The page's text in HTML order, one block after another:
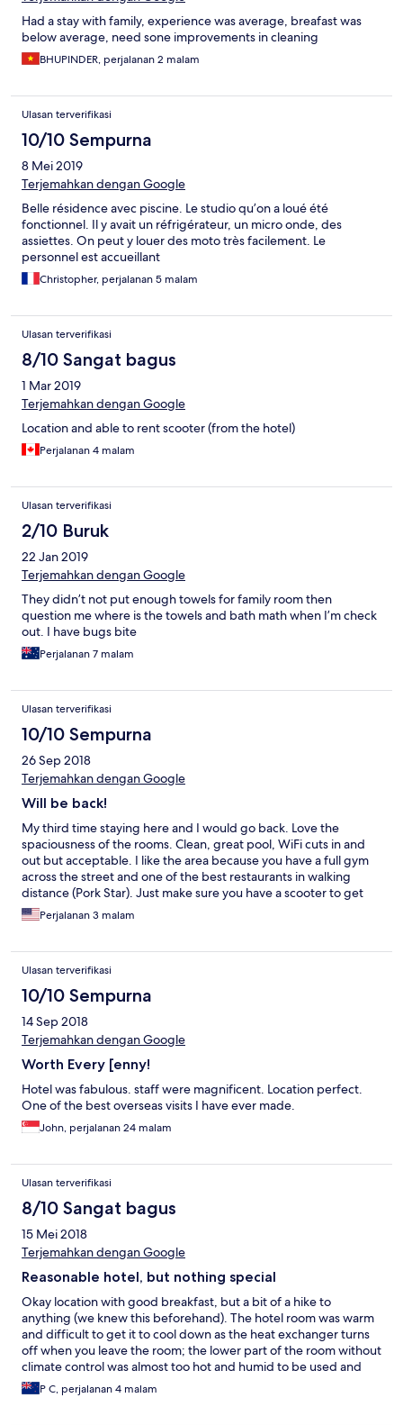
Had a stay with family, experience was average, breafast was
below average, need sone improvements in cleaning
BHUPINDER, perjalanan 2 malam
Ulasan terverifikasi
10/10 Sempurna
8 Mei 2019
Terjemahkan dengan Google
Belle résidence avec piscine. Le studio qu’on a loué été
fonctionnel. Il y avait un réfrigérateur, un micro onde, des
assiettes. On peut y louer des moto très facilement. Le
personnel est accueillant
Christopher, perjalanan 5 malam
Ulasan terverifikasi
8/10 Sangat bagus
1 Mar 2019
Terjemahkan dengan Google
Location and able to rent scooter (from the hotel)
Perjalanan 4 malam
Ulasan terverifikasi
2/10 Buruk
22 Jan 2019
Terjemahkan dengan Google
They didn’t not put enough towels for family room then
question me where is the towels and bath math when I’m check
out. I have bugs bite
Perjalanan 7 malam
Ulasan terverifikasi
10/10 Sempurna
26 Sep 2018
Terjemahkan dengan Google
Will be back!
My third time staying here and I would go back. Love the
spaciousness of the rooms. Clean, great pool, WiFi cuts in and
out but acceptable. I like the area because you have a full gym
across the street and one of the best restaurants in walking
distance (Pork Star). Just make sure you have a scooter to get
around! Makes staying here quite enjoyable.
Perjalanan 3 malam
Ulasan terverifikasi
10/10 Sempurna
14 Sep 2018
Terjemahkan dengan Google
Worth Every [enny!
Hotel was fabulous. staff were magnificent. Location perfect.
One of the best overseas visits I have ever made.
John, perjalanan 24 malam
Ulasan terverifikasi
8/10 Sangat bagus
15 Mei 2018
Terjemahkan dengan Google
Reasonable hotel, but nothing special
Okay location with good breakfast, but a bit of a hike to
anything (we knew this beforehand). The hotel room was warm
and difficult to get it to cool down as the heat exchanger turns
off when you leave the room; the lower part of the room without
climate control was almost too hot and humid to be used and
the wicker couch left some comfort to be desired. If you are a
light sleeper, you will hear both dogs in the street and roosters
P C, perjalanan 4 malam